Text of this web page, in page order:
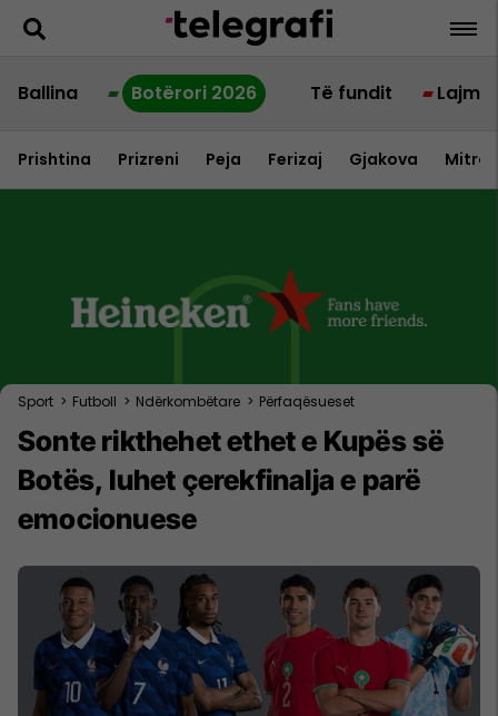
Ballina Botërori 2026 Të fundit Lajme
Prishtina Prizreni Peja Ferizaj Gjakova
Sport > Futboll > Ndërkombëtare > Përfaqësueset
Sonte rikthehet ethet e Kupës së
Botës, luhet çerekfinalja e parë
emocionuese